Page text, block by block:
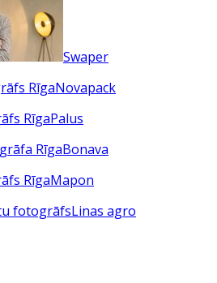
Swaper
Novapack
Palus
Bonava
Mapon
Linas agro